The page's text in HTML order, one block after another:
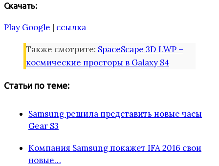
Скачать:
Play Google | ссылка
Также смотрите: SpaceScape 3D LWP –
космические просторы в Galaxy S4
Статьи по теме:
Samsung решила представить новые часы
Gear S3
Компания Samsung покажет IFA 2016 свои
новые…